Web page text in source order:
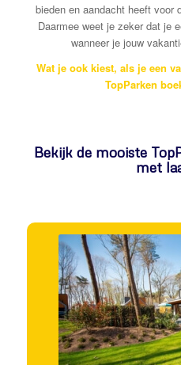
bieden en aandacht heeft voor
Daarmee weet je zeker dat je
wanneer je jouw
Wat je ook kiest, als je een
TopParken
Bekijk de mooiste
met